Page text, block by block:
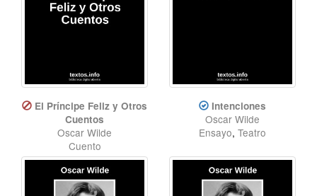
El Príncipe Feliz y Otros
Cuentos
Oscar Wilde
Cuento
Intenciones
Oscar Wilde
Ensayo, Teatro